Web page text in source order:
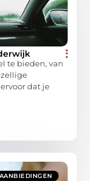
te bieden, van
dat je
AANBIEDINGEN